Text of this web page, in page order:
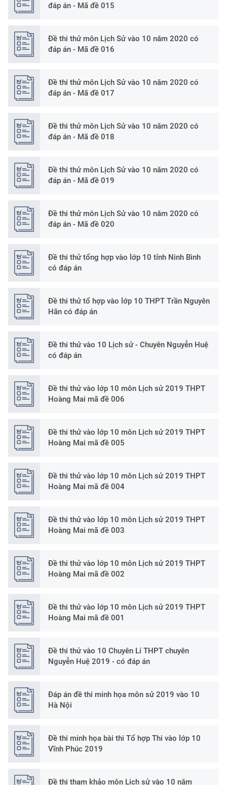
đáp án - Mã đề 015
Đề thi thử môn Lịch Sử vào 10 năm 2020 có
đáp án - Mã đề 016
Đề thi thử môn Lịch Sử vào 10 năm 2020 có
đáp án - Mã đề 017
Đề thi thử môn Lịch Sử vào 10 năm 2020 có
đáp án - Mã đề 018
Đề thi thử môn Lịch Sử vào 10 năm 2020 có
đáp án - Mã đề 019
Đề thi thử môn Lịch Sử vào 10 năm 2020 có
đáp án - Mã đề 020
Đề thi thử tổng hợp vào lớp 10 tỉnh Ninh Bình
có đáp án
Đề thi thử tổ hợp vào lớp 10 THPT Trần Nguyên
Hãn có đáp án
Đề thi thử vào 10 Lịch sử - Chuyên Nguyễn Huệ
có đáp án
Đề thi thử vào lớp 10 môn Lịch sử 2019 THPT
Hoàng Mai mã đề 006
Đề thi thử vào lớp 10 môn Lịch sử 2019 THPT
Hoàng Mai mã đề 005
Đề thi thử vào lớp 10 môn Lịch sử 2019 THPT
Hoàng Mai mã đề 004
Đề thi thử vào lớp 10 môn Lịch sử 2019 THPT
Hoàng Mai mã đề 003
Đề thi thử vào lớp 10 môn Lịch sử 2019 THPT
Hoàng Mai mã đề 002
Đề thi thử vào lớp 10 môn Lịch sử 2019 THPT
Hoàng Mai mã đề 001
Đề thi thử vào 10 Chuyên Lí THPT chuyên
Nguyễn Huệ 2019 - có đáp án
Đáp án đề thi minh họa môn sử 2019 vào 10
Hà Nội
Đề thi minh họa bài thi Tổ hợp Thi vào lớp 10
Vĩnh Phúc 2019
Đề thi tham khảo môn Lịch sử vào 10 năm